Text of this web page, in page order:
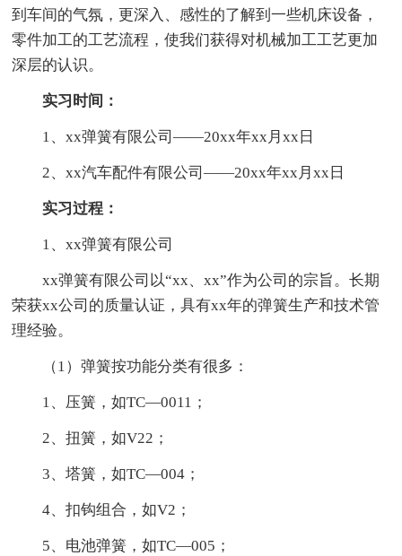
到车间的气氛，更深入、感性的了解到一些机床设备，
零件加工的工艺流程，使我们获得对机械加工工艺更加
深层的认识。
实习时间：
1、xx弹簧有限公司——20xx年xx月xx日
2、xx汽车配件有限公司——20xx年xx月xx日
实习过程：
1、xx弹簧有限公司
xx弹簧有限公司以“xx、xx”作为公司的宗旨。长期
荣获xx公司的质量认证，具有xx年的弹簧生产和技术管
理经验。
（1）弹簧按功能分类有很多：
1、压簧，如TC—0011；
2、扭簧，如V22；
3、塔簧，如TC—004；
4、扣钩组合，如V2；
5、电池弹簧，如TC—005；